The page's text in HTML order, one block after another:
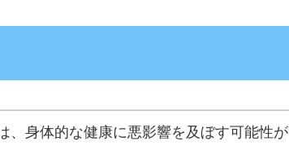
、身体的な健康に悪影響を及ぼす可能性が